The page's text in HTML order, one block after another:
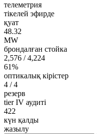
телеметрия
тікелей эфирде
қуат
48.32
MW
брондалған стойка
2,576 / 4,224
61%
оптикалық кірістер
4 / 4
резерв
tier IV аудиті
422
күн қалды
жазылу